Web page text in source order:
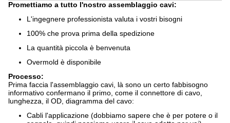
Promettiamo a tutto l'nostro assemblaggio cavi:
L'ingegnere professionista valuta i vostri bisogni
100% che prova prima della spedizione
La quantità piccola è benvenuta
Overmold è disponibile
Processo:
Prima faccia l'assemblaggio cavi, là sono un certo fabbisogno
informativo confermano il primo, come il connettore di cavo,
lunghezza, il OD, diagramma del cavo:
Cabli l'applicazione (dobbiamo sapere che è per potere o il